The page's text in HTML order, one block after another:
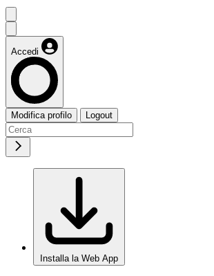
Accedi
Modifica profilo Logout
Installa la Web App